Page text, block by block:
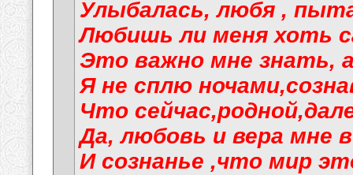
Улыбалась, любя ,
Любишь ли меня хоть
Это важно мне знать,
Я не сплю
Что
Да, любовь и вера мне
И сознанье ,что мир